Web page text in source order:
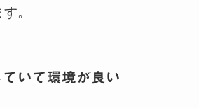
。
いて環境が良い